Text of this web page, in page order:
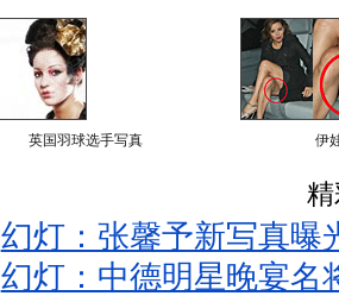
英国羽球选手写真 伊
幻灯：张馨予新写真曝
幻灯：中德明星晚宴名